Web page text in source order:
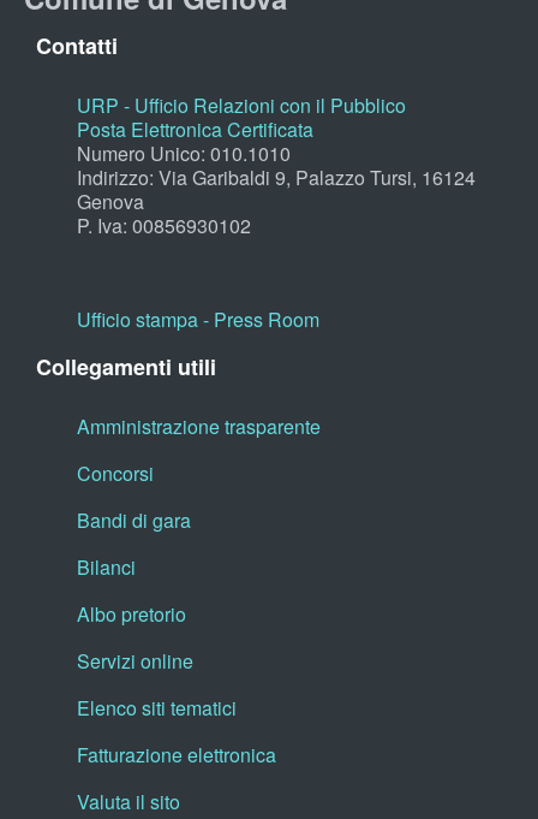
Contatti
URP - Ufficio Relazioni con il Pubblico
Posta Elettronica Certificata
Numero Unico: 010.1010
Indirizzo: Via Garibaldi 9, Palazzo Tursi, 16124
Genova
P. Iva: 00856930102
Ufficio stampa - Press Room
Collegamenti utili
Amministrazione trasparente
Concorsi
Bandi di gara
Bilanci
Albo pretorio
Servizi online
Elenco siti tematici
Fatturazione elettronica
Valuta il sito